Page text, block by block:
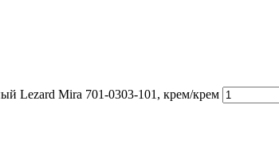
Lezard Mira 701-0303-101, крем/крем